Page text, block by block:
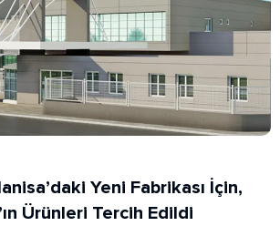
Yeni Fabrikası İçin,
Ürünleri Tercih Edildi